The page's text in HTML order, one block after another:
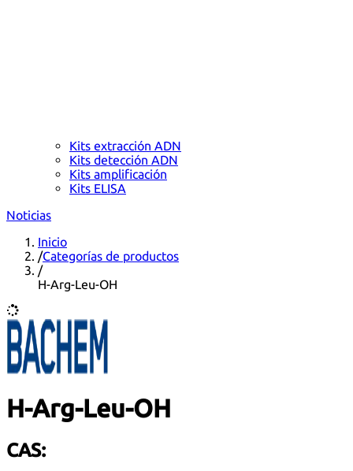
Kits extracción ADN
Kits detección ADN
Kits amplificación
Kits ELISA
Noticias
Inicio
/Categorías de productos
/
H-Arg-Leu-OH
H-Arg-Leu-OH
CAS: